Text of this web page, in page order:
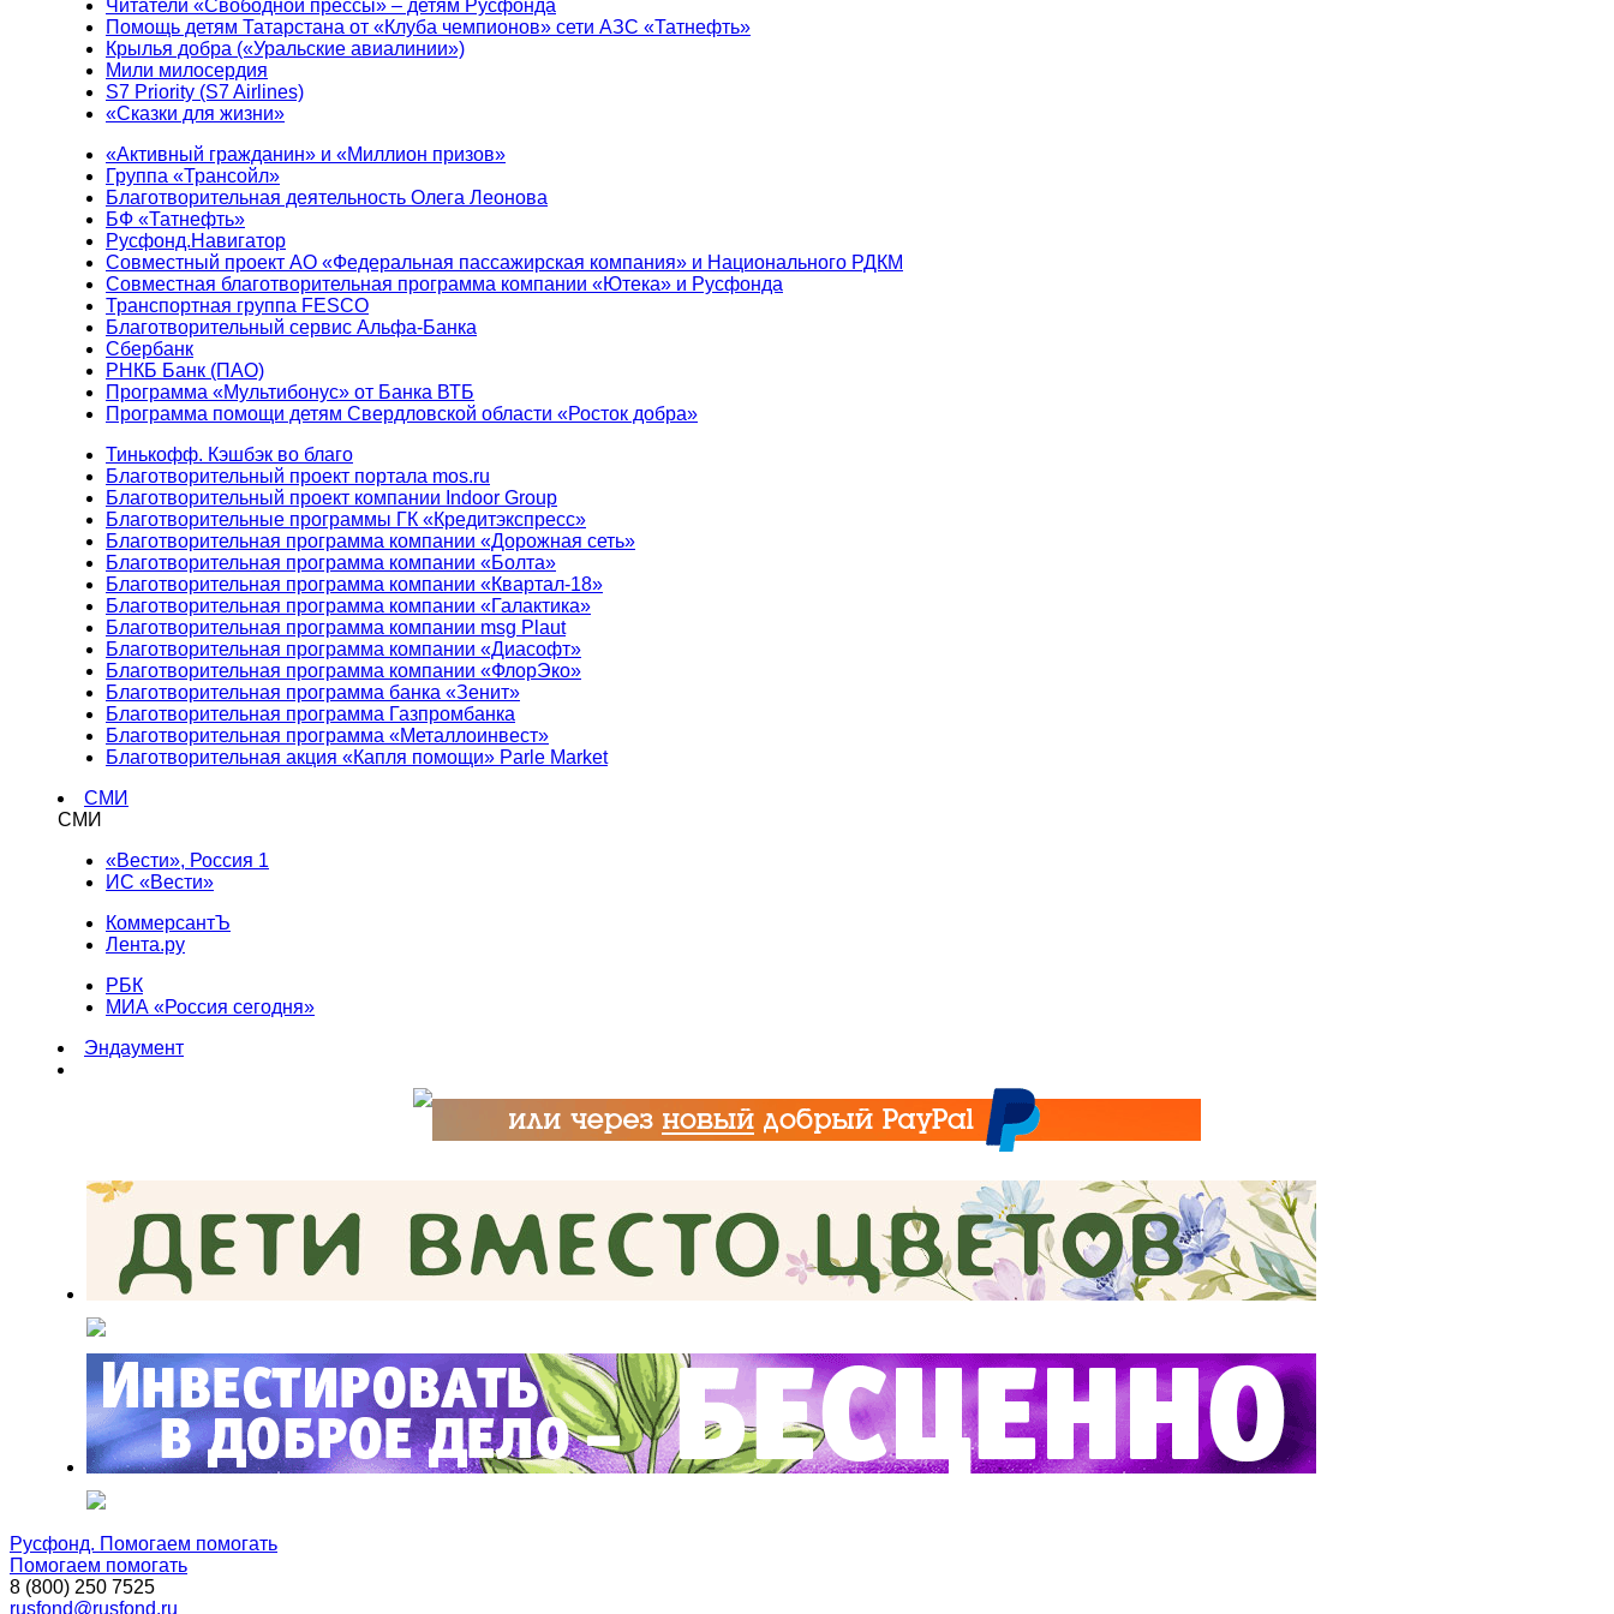
Читатели «Свободной прессы» – детям Русфонда
Помощь детям Татарстана от «Клуба чемпионов» сети АЗС «Татнефть»
Крылья добра («Уральские авиалинии»)
Мили милосердия
S7 Priority (S7 Airlines)
«Сказки для жизни»
«Активный гражданин» и «Миллион призов»
Группа «Трансойл»
Благотворительная деятельность Олега Леонова
БФ «Татнефть»
Русфонд.Навигатор
Совместный проект АО «Федеральная пассажирская компания» и Национального РДКМ
Совместная благотворительная программа компании «Ютека» и Русфонда
Транспортная группа FESCO
Благотворительный сервис Альфа-Банка
Сбербанк
РНКБ Банк (ПАО)
Программа «Мультибонус» от Банка ВТБ
Программа помощи детям Свердловской области «Росток добра»
Тинькофф. Кэшбэк во благо
Благотворительный проект портала mos.ru
Благотворительный проект компании Indoor Group
Благотворительные программы ГК «Кредитэкспресс»
Благотворительная программа компании «Дорожная сеть»
Благотворительная программа компании «Болта»
Благотворительная программа компании «Квартал-18»
Благотворительная программа компании «Галактика»
Благотворительная программа компании msg Plaut
Благотворительная программа компании «Диасофт»
Благотворительная программа компании «ФлорЭко»
Благотворительная программа банка «Зенит»
Благотворительная программа Газпромбанка
Благотворительная программа «Металлоинвест»
Благотворительная акция «Капля помощи» Parle Market
СМИ
СМИ
«Вести», Россия 1
ИС «Вести»
КоммерсантЪ
Лента.ру
РБК
МИА «Россия сегодня»
Эндаумент
Русфонд. Помогаем помогать
Помогаем помогать
8 (800) 250 7525
rusfond@rusfond.ru